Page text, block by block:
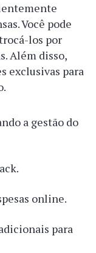
Você pode
los por
Além disso,
exclusivas para
a gestão do
online.
para